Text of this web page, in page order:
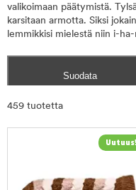
valikoimaan päätymistä.
karsitaan armotta. Siksi
lemmikkisi mielestä niin i-ha-
Suodata
459 tuotetta